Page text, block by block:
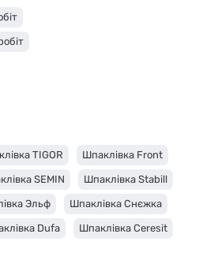
TIGOR Шпаклівка Front
SEMIN Шпаклівка Stabill
Эльф Шпаклівка Снєжка
Dufa Шпаклівка Ceresit